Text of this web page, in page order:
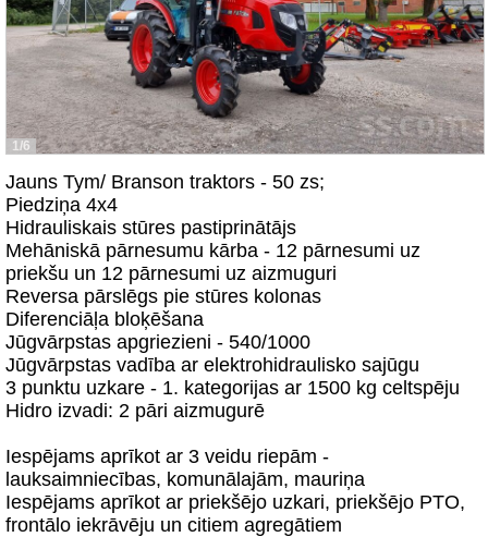
1/6
Jauns Tym/ Branson traktors - 50 zs;
Piedziņa 4x4
Hidrauliskais stūres pastiprinātājs
Mehāniskā pārnesumu kārba - 12 pārnesumi uz
priekšu un 12 pārnesumi uz aizmuguri
Reversa pārslēgs pie stūres kolonas
Diferenciāļa bloķēšana
Jūgvārpstas apgriezieni - 540/1000
Jūgvārpstas vadība ar elektrohidraulisko sajūgu
3 punktu uzkare - 1. kategorijas ar 1500 kg celtspēju
Hidro izvadi: 2 pāri aizmugurē
Iespējams aprīkot ar 3 veidu riepām -
lauksaimniecības, komunālajām, mauriņa
Iespējams aprīkot ar priekšējo uzkari, priekšējo PTO,
frontālo iekrāvēju un citiem agregātiem